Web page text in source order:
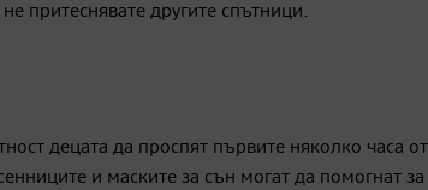
притеснявате другите спътници.
децата да проспят първите няколко часа
и маските за сън могат да помогнат